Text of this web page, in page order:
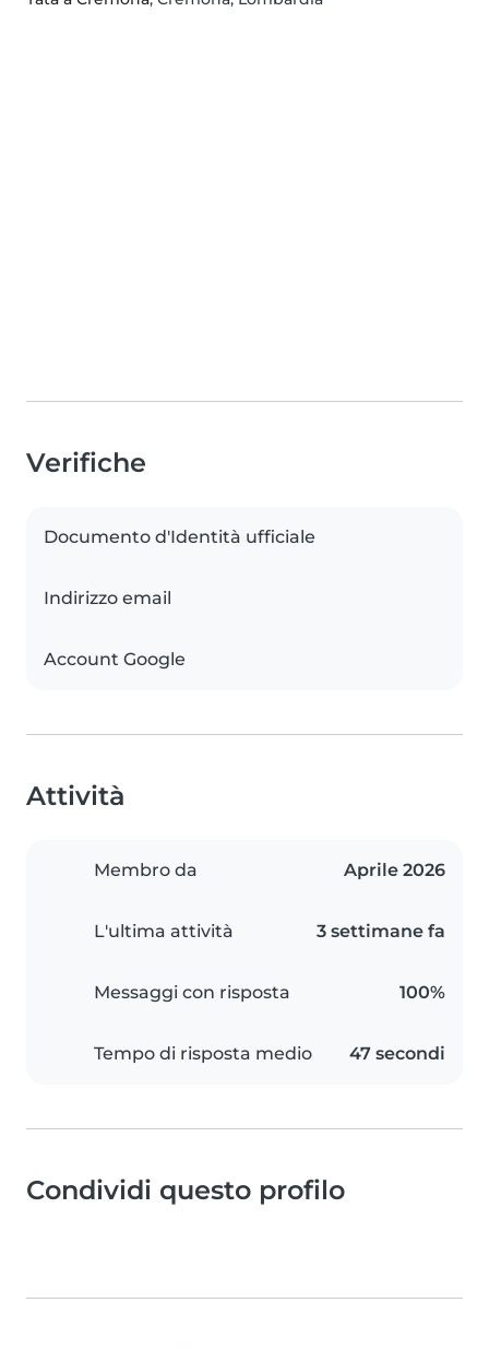
Verifiche
Documento d'Identità ufficiale
Indirizzo email
Account Google
Attività
Membro da Aprile 2026
L'ultima attività 3 settimane fa
Messaggi con risposta 100%
Tempo di risposta medio 47 secondi
Condividi questo profilo